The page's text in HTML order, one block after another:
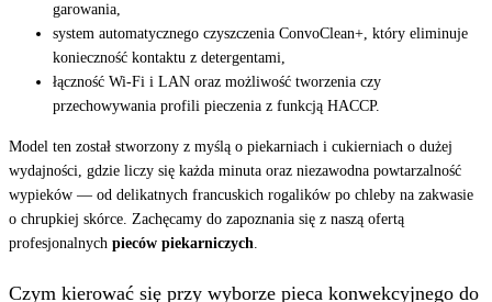
garowania,
system automatycznego czyszczenia ConvoClean+, który eliminuje
konieczność kontaktu z detergentami,
łączność Wi-Fi i LAN oraz możliwość tworzenia czy
przechowywania profili pieczenia z funkcją HACCP.
Model ten został stworzony z myślą o piekarniach i cukierniach o dużej
wydajności, gdzie liczy się każda minuta oraz niezawodna powtarzalność
wypieków — od delikatnych francuskich rogalików po chleby na zakwasie
o chrupkiej skórce. Zachęcamy do zapoznania się z naszą ofertą
profesjonalnych pieców piekarniczych.
Czym kierować się przy wyborze pieca konwekcyjnego do